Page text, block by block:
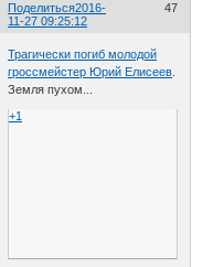
Поделиться 47
2016-
11-27 09:25:12
Трагически погиб молодой
гроссмейстер Юрий Елисеев
Земля пухом...
+1